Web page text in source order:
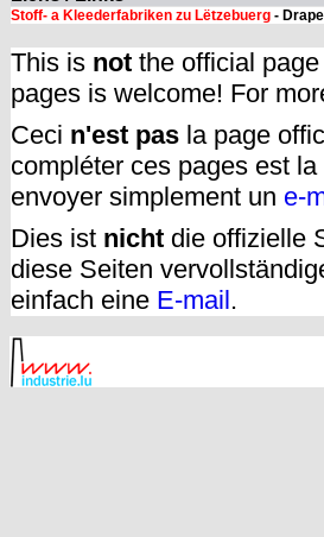
Stoff- a Kleederfabriken zu Lëtzebuerg -
This is not the official
pages is welcome! For
Ceci n'est pas la page
compléter ces pages est
envoyer simplement un e-
Dies ist nicht die offizielle
diese Seiten
einfach eine E-mail.